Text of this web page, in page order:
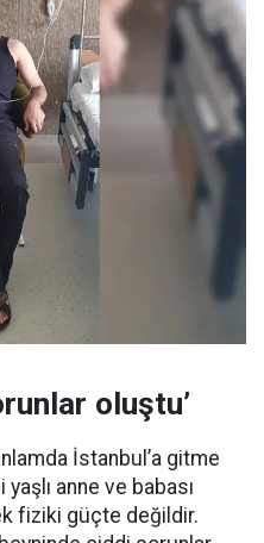
oluştu’
İstanbul’a gitme
yaşlı anne ve babası
fiziki güçte değildir.